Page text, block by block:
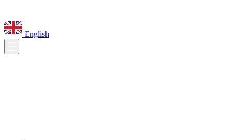
English